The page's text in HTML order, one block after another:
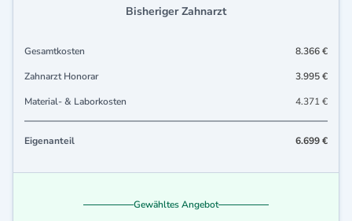
Bisheriger Zahnarzt
Gesamtkosten
8.366 €
Zahnarzt Honorar
3.995 €
Material- & Laborkosten
4.371 €
Eigenanteil 6.699 €
Gewähltes Angebot